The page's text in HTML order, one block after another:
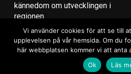
Nasdaq Stockholm öppnades i
The Future of Swedish & Danish
arrangerades av tidskriften
Medicon Village i Lund.
(News Øresund – Jenny
kännedom om utvecklingen i
regionen.
Copyright © 2017 Zox News Theme.
by WordPress.
Vi använder cookies för att se till
upplevelsen på vår hemsida. Om du
här webbplatsen kommer vi att anta
Ok
Läs